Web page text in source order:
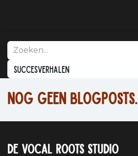
Succesverhalen
Nog geen blogposts.
De vocal roots studio